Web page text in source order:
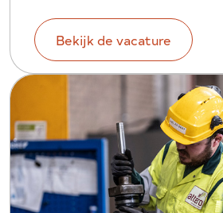
Bekijk de vacature